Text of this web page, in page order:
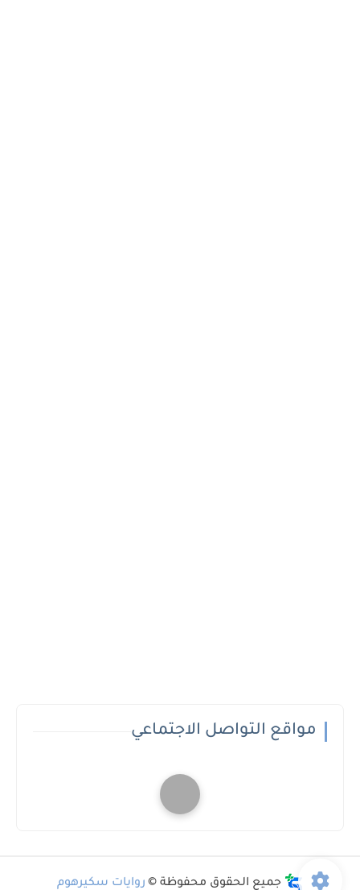
مواقع التواصل الاجتماعي
جميع الحقوق محفوظة © روايات سكيرهوم